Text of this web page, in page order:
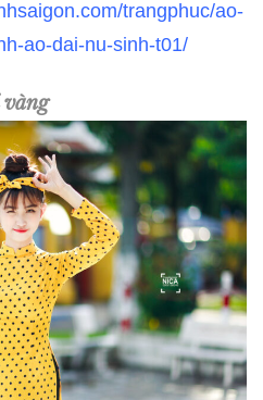
trangphuc/ao-
ao-dai-nu-sinh-t01/
vàng